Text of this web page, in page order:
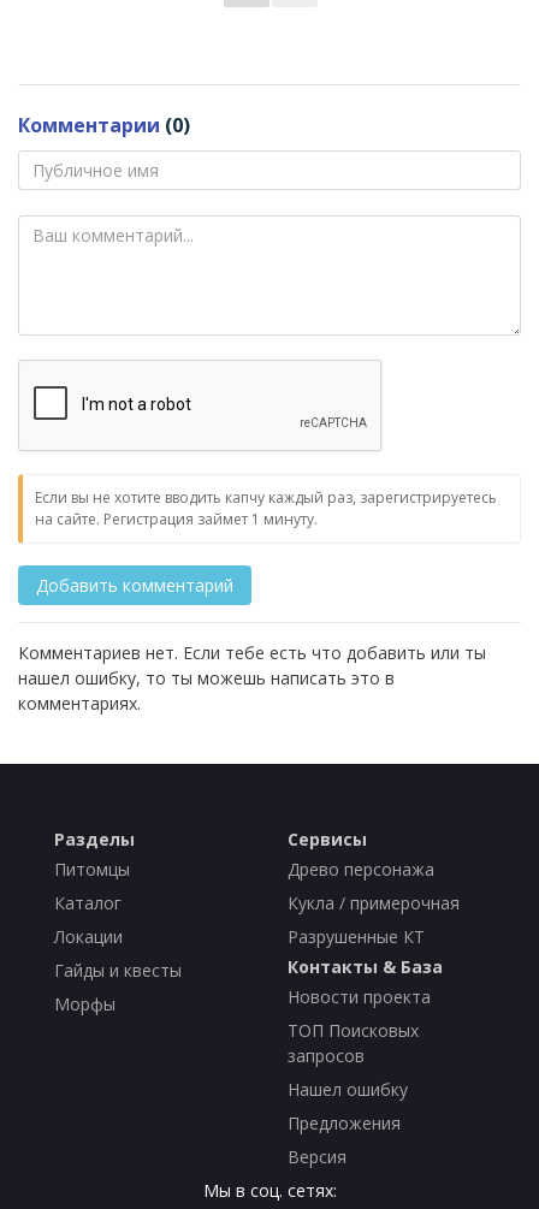
Комментарии (0)
Если вы не хотите вводить капчу каждый раз, зарегистрируетесь
на сайте. Регистрация займет 1 минуту.
Комментариев нет. Если тебе есть что добавить или ты
нашел ошибку, то ты можешь написать это в
комментариях.
Разделы
Питомцы
Каталог
Локации
Гайды и квесты
Морфы
Сервисы
Древо персонажа
Кукла / примерочная
Разрушенные КТ
Контакты & База
Новости проекта
ТОП Поисковых
запросов
Нашел ошибку
Предложения
Версия
Мы в соц. сетях: